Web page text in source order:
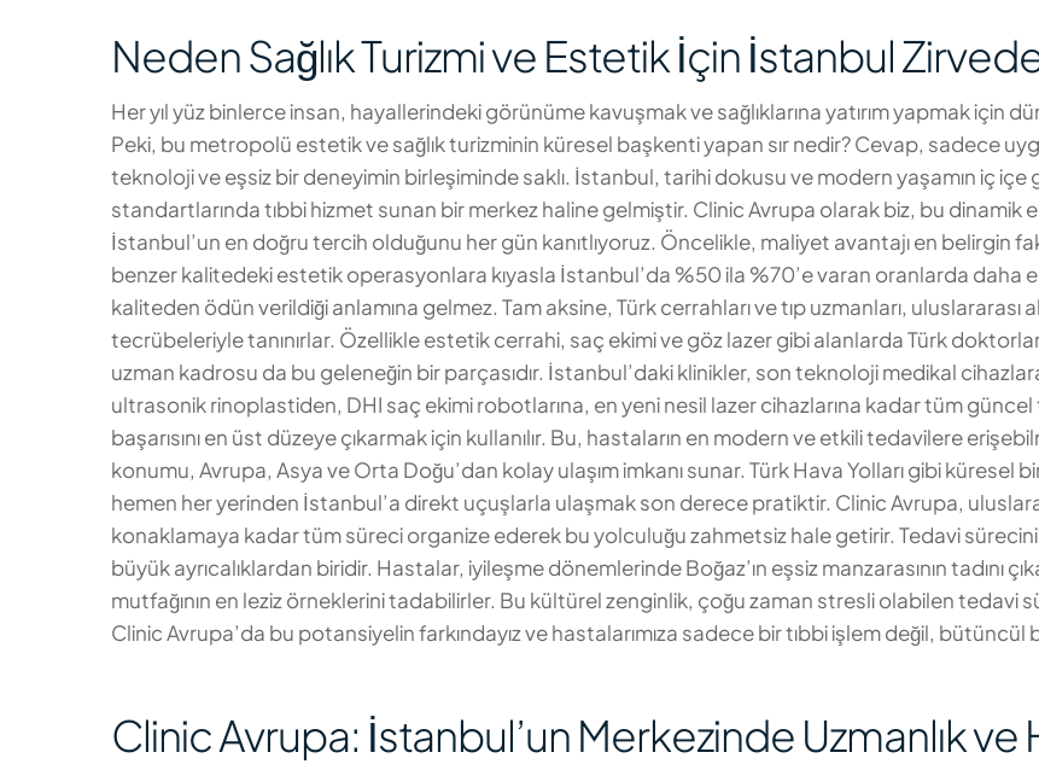
Neden Sağlık Turizmi ve Estetik İçin İstanbul
Her yıl yüz binlerce insan, hayallerindeki görünüme kavuşmak ve sağlıklarına yatırım yapmak için
Peki, bu metropolü estetik ve sağlık turizminin küresel başkenti yapan sır nedir? Cevap, sadece
teknoloji ve eşsiz bir deneyimin birleşiminde saklı. İstanbul, tarihi dokusu ve modern yaşamın iç
standartlarında tıbbi hizmet sunan bir merkez haline gelmiştir. Clinic Avrupa olarak biz, bu dinamik
İstanbul’un en doğru tercih olduğunu her gün kanıtlıyoruz. Öncelikle, maliyet avantajı en belirgin
benzer kalitedeki estetik operasyonlara kıyasla İstanbul’da %50 ila %70’e varan oranlarda
kaliteden ödün verildiği anlamına gelmez. Tam aksine, Türk cerrahları ve tıp uzmanları, uluslararası
tecrübeleriyle tanınırlar. Özellikle estetik cerrahi, saç ekimi ve göz lazer gibi alanlarda Türk
uzman kadrosu da bu geleneğin bir parçasıdır. İstanbul’daki klinikler, son teknoloji medikal
ultrasonik rinoplastiden, DHI saç ekimi robotlarına, en yeni nesil lazer cihazlarına kadar tüm
başarısını en üst düzeye çıkarmak için kullanılır. Bu, hastaların en modern ve etkili tedavilere
konumu, Avrupa, Asya ve Orta Doğu’dan kolay ulaşım imkanı sunar. Türk Hava Yolları gibi küresel
hemen her yerinden İstanbul’a direkt uçuşlarla ulaşmak son derece pratiktir. Clinic Avrupa,
konaklamaya kadar tüm süreci organize ederek bu yolculuğu zahmetsiz hale getirir. Tedavi
büyük ayrıcalıklardan biridir. Hastalar, iyileşme dönemlerinde Boğaz’ın eşsiz manzarasının tadını
mutfağının en leziz örneklerini tadabilirler. Bu kültürel zenginlik, çoğu zaman stresli olabilen tedavi
Clinic Avrupa’da bu potansiyelin farkındayız ve hastalarımıza sadece bir tıbbi işlem değil,
Clinic Avrupa: İstanbul’un Merkezinde Uzmanlık ve